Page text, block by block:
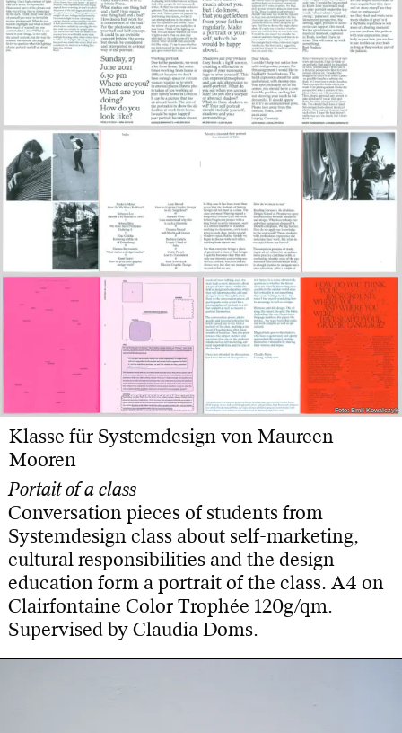
Foto: Emil Kowalczyk
Foto: Emil Kowalczyk
Klasse für Systemdesign von Maureen
Mooren
Portait of a class
Conversation pieces of students from
Systemdesign class about self-marketing,
cultural responsibilities and the design
education form a portrait of the class. A4 on
Clairfontaine Color Trophée 120g/qm.
Supervised by Claudia Doms.